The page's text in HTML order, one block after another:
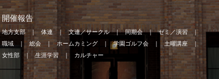
開催報告
地方支部 体連 文連／サークル 同期会
ゼミ／演習
職域
総会 ホームカミング 学園ゴルフ会
土曜講座
女性部
生涯学習 カルチャー